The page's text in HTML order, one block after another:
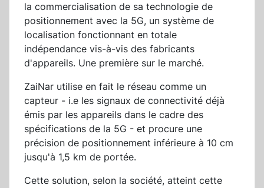
la commercialisation de sa technologie de
positionnement avec la 5G, un système de
localisation fonctionnant en totale
indépendance vis-à-vis des fabricants
d'appareils. Une première sur le marché.
ZaiNar utilise en fait le réseau comme un
capteur - i.e les signaux de connectivité déjà
émis par les appareils dans le cadre des
spécifications de la 5G - et procure une
précision de positionnement inférieure à 10 cm
jusqu'à 1,5 km de portée.
Cette solution, selon la société, atteint cette